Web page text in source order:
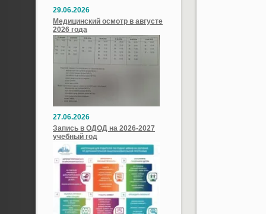
29.06.2026
Медицинский осмотр в августе
2026 года
27.06.2026
Запись в ОДОД на 2026-2027
учебный год